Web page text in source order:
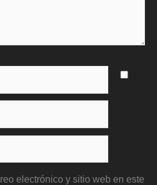
electrónico y sitio web en este